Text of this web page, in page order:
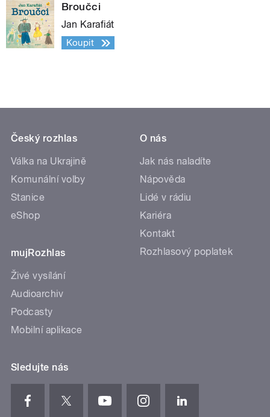
Broučci
Jan Karafiát
Koupit
Český rozhlas
Válka na Ukrajině
Komunální volby
Stanice
eShop
mujRozhlas
Živé vysílání
Audioarchiv
Podcasty
Mobilní aplikace
O nás
Jak nás naladíte
Nápověda
Lidé v rádiu
Kariéra
Kontakt
Rozhlasový poplatek
Sledujte nás